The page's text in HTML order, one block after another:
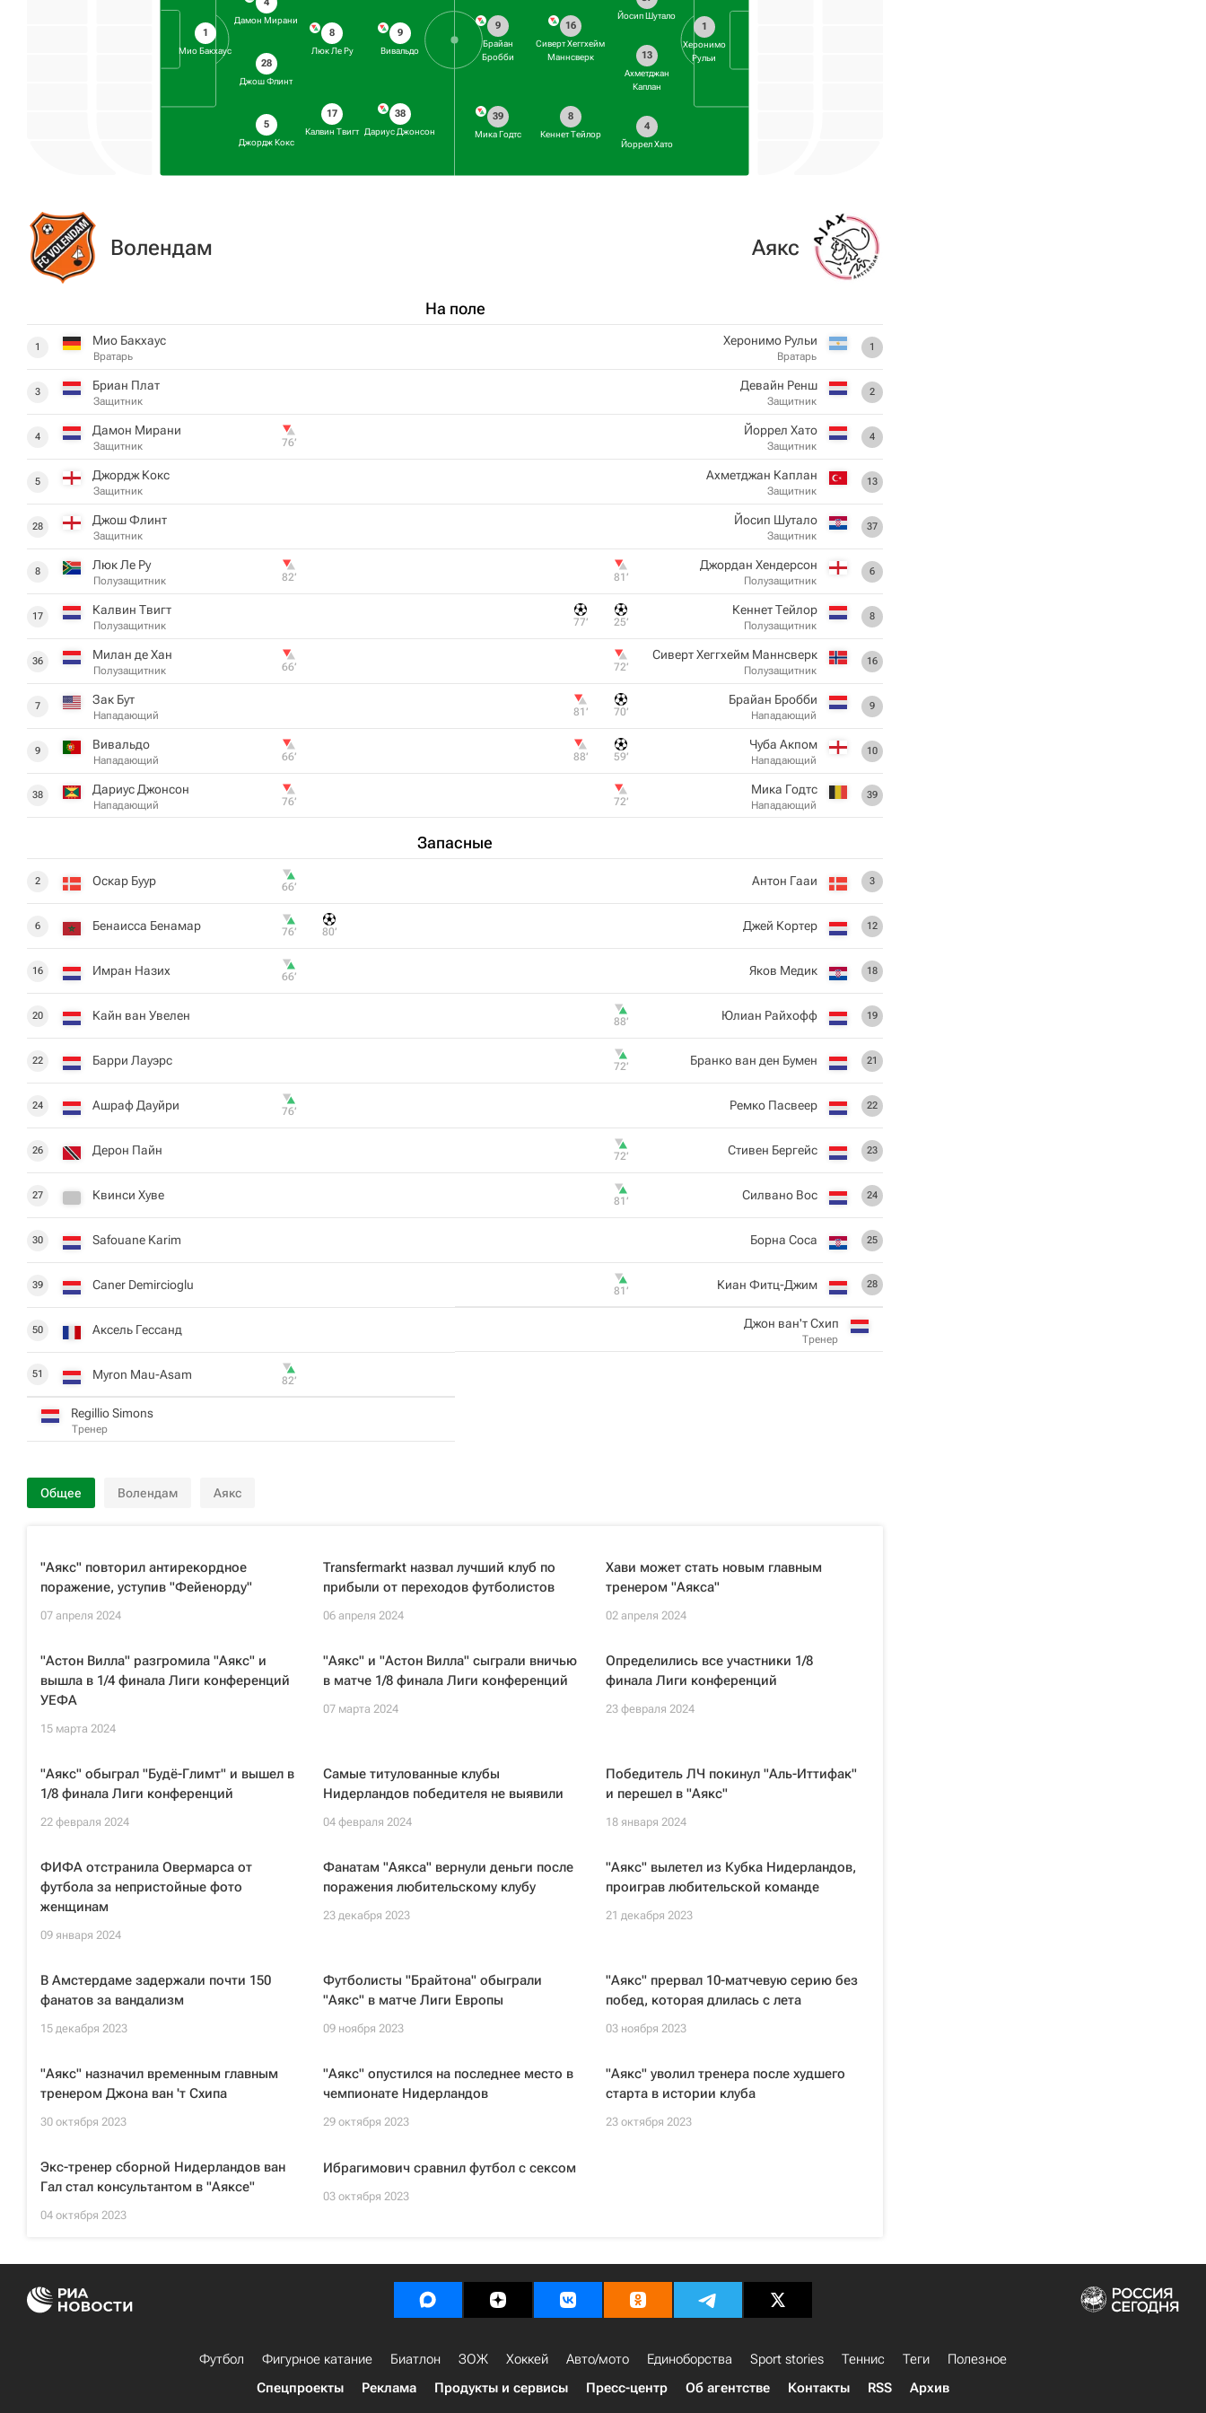
1
Мио Бакхаус
4
Дамон Мирани
28
Джош Флинт
5
Джордж Кокс
8
Люк Ле Ру
17
Калвин Твигт
9
Вивальдо
38
Дариус Джонсон
1
Херонимо
Рульи
Йосип Шутало
13
Ахметджан
Каплан
4
Йоррел Хато
16
Сиверт Хеггхейм
Маннсверк
8
Кеннет Тейлор
9
Брайан
Бробби
39
Мика Годтс
Волендам
На поле
1 Мио Бакхаус
Вратарь
3 Бриан Плат
Защитник
4 Дамон Мирани
Защитник 76‎’‎
5 Джордж Кокс
Защитник
28 Джош Флинт
Защитник
8 Люк Ле Ру
Полузащитник 82‎’‎
17 Калвин Твигт
Полузащитник
36 Милан де Хан
Полузащитник 66‎’‎
7 Зак Бут
Нападающий
9 Вивальдо
Нападающий 66‎’‎
38 Дариус Джонсон
Нападающий 76‎’‎
Запасные
2 Оскар Буур 66‎’‎
6 Бенаисса Бенамар 76‎’‎ 80‎’‎
16 Имран Назих 66‎’‎
20 Кайн ван Увелен
22 Барри Лауэрс
24 Ашраф Дауйри 76‎’‎
26 Дерон Пайн
27 Квинси Хуве
30 Safouane Karim
39 Caner Demircioglu
50 Аксель Гессанд
51 Myron Mau-Asam 82‎’‎
Regillio Simons
Тренер
Аякс
1
Херонимо Рульи
Вратарь
2
Девайн Ренш
Защитник
4
Йоррел Хато
Защитник
13
Ахметджан Каплан
Защитник
37
Йосип Шутало
Защитник
6
Джордан Хендерсон
Полузащитник
81‎’‎
8
Кеннет Тейлор
Полузащитник
25‎’‎
77‎’‎
16
Сиверт Хеггхейм Маннсверк
Полузащитник
72‎’‎
9
Брайан Бробби
Нападающий
70‎’‎
81‎’‎
10
Чуба Акпом
Нападающий
59‎’‎
88‎’‎
39
Мика Годтс
Нападающий
72‎’‎
3
Антон Гааи
12
Джей Кортер
18
Яков Медик
19
Юлиан Райхофф
88‎’‎
21
Бранко ван ден Бумен
72‎’‎
22
Ремко Пасвеер
23
Стивен Бергейс
72‎’‎
24
Силвано Вос
81‎’‎
25
Борна Соса
28
Киан Фитц-Джим
81‎’‎
Джон ван'т Схип
Тренер
Общее Волендам Аякс
"Аякс" повторил антирекордное
поражение, уступив "Фейенорду"
07 апреля 2024
Transfermarkt назвал лучший клуб по
прибыли от переходов футболистов
06 апреля 2024
Хави может стать новым главным
тренером "Аякса"
02 апреля 2024
"Астон Вилла" разгромила "Аякс" и
вышла в 1/4 финала Лиги конференций
УЕФА
15 марта 2024
"Аякс" и "Астон Вилла" сыграли вничью
в матче 1/8 финала Лиги конференций
07 марта 2024
Определились все участники 1/8
финала Лиги конференций
23 февраля 2024
"Аякс" обыграл "Будё-Глимт" и вышел в
1/8 финала Лиги конференций
22 февраля 2024
Самые титулованные клубы
Нидерландов победителя не выявили
04 февраля 2024
Победитель ЛЧ покинул "Аль-Иттифак"
и перешел в "Аякс"
18 января 2024
ФИФА отстранила Овермарса от
футбола за непристойные фото
женщинам
09 января 2024
Фанатам "Аякса" вернули деньги после
поражения любительскому клубу
23 декабря 2023
"Аякс" вылетел из Кубка Нидерландов,
проиграв любительской команде
21 декабря 2023
В Амстердаме задержали почти 150
фанатов за вандализм
15 декабря 2023
Футболисты "Брайтона" обыграли
"Аякс" в матче Лиги Европы
09 ноября 2023
"Аякс" прервал 10-матчевую серию без
побед, которая длилась с лета
03 ноября 2023
"Аякс" назначил временным главным
тренером Джона ван 'т Схипа
30 октября 2023
"Аякс" опустился на последнее место в
чемпионате Нидерландов
29 октября 2023
"Аякс" уволил тренера после худшего
старта в истории клуба
23 октября 2023
Экс-тренер сборной Нидерландов ван
Гал стал консультантом в "Аяксе"
04 октября 2023
Ибрагимович сравнил футбол с сексом
03 октября 2023
Футбол Фигурное катание Биатлон ЗОЖ Хоккей Авто/мото Единоборства Sport stories Теннис Теги
Полезное
Спецпроекты
Реклама Продукты и сервисы Пресс-центр Об агентстве Контакты RSS Архив